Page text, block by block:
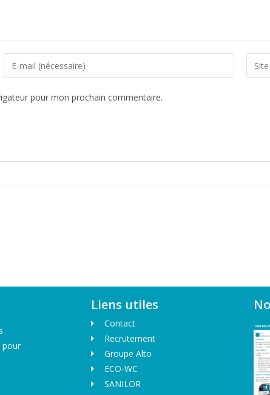
pour mon prochain commentaire.
pour
Liens utiles
Contact
Recrutement
Groupe Alto
ECO-WC
SANILOR